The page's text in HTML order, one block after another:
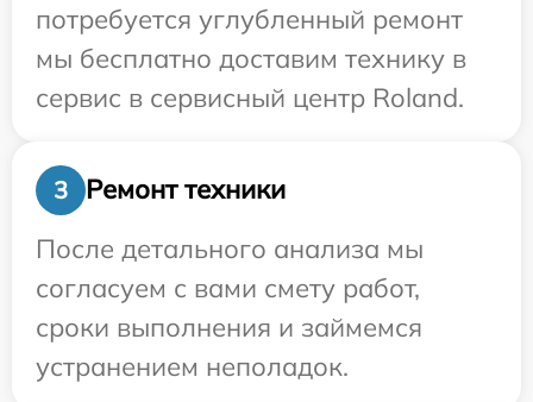
потребуется углубленный ремонт
мы бесплатно доставим технику в
сервис в сервисный центр Roland.
3
Ремонт техники
После детального анализа мы
согласуем с вами смету работ,
сроки выполнения и займемся
устранением неполадок.